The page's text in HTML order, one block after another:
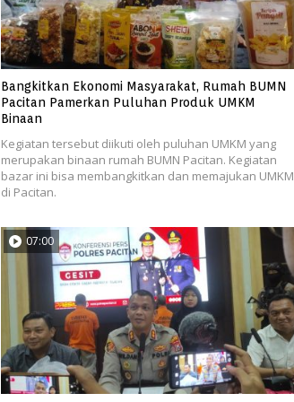
Bangkitkan Ekonomi Masyarakat, Rumah BUMN
Pacitan Pamerkan Puluhan Produk UMKM
Binaan
Kegiatan tersebut diikuti oleh puluhan UMKM yang
merupakan binaan rumah BUMN Pacitan. Kegiatan
bazar ini bisa membangkitkan dan memajukan UMKM
di Pacitan.
07:00